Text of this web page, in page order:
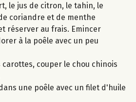
le jus de citron, le tahin, le
coriandre et de menthe
réserver au frais. Emincer
à la poêle avec un peu
carottes, couper le chou chinois
une poêle avec un filet d'huile